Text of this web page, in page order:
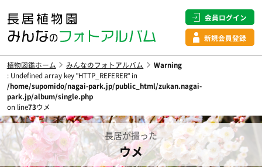
会員ログイン
新規会員登録
植物図鑑ホーム みんなのフォトアルバム
Warning
: Undefined array key "HTTP_REFERER" in
/home/supomido/nagai-park.jp/public_html/zukan.nagai-
park.jp/album/single.php
on line73ウメ
長居が撮った
ウメ